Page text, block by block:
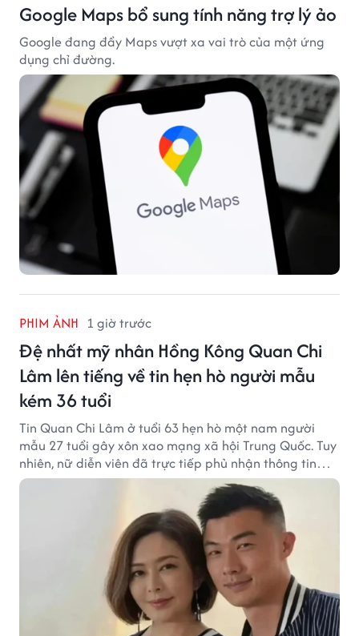
Google Maps bổ sung tính năng trợ lý ảo
Google đang đẩy Maps vượt xa vai trò của một ứng
dụng chỉ đường.
PHIM ẢNH 1 giờ trước
Đệ nhất mỹ nhân Hồng Kông Quan Chi
Lâm lên tiếng về tin hẹn hò người mẫu
kém 36 tuổi
Tin Quan Chi Lâm ở tuổi 63 hẹn hò một nam người
mẫu 27 tuổi gây xôn xao mạng xã hội Trung Quốc. Tuy
nhiên, nữ diễn viên đã trực tiếp phủ nhận thông tin
này.